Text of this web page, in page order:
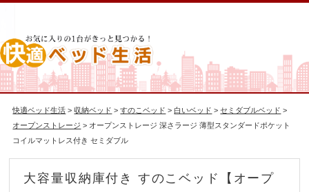
快適ベッド生活 >収納ベッド >すのこベッド >白いベッド >セミダブルベッド >
オープンストレージ > オープンストレージ 深さラージ 薄型スタンダードポケット
コイルマットレス付き セミダブル
大容量収納庫付き すのこベッド【オープ